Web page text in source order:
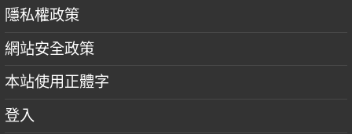
隱私權政策
網站安全政策
本站使用正體字
登入